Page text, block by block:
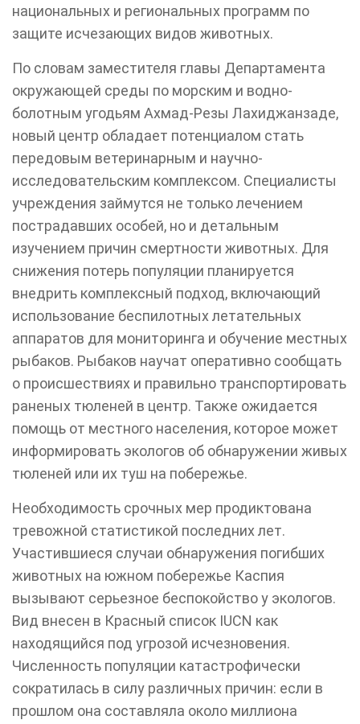
национальных и региональных программ по
защите исчезающих видов животных.
По словам заместителя главы Департамента
окружающей среды по морским и водно-
болотным угодьям Ахмад-Резы Лахиджанзаде,
новый центр обладает потенциалом стать
передовым ветеринарным и научно-
исследовательским комплексом. Специалисты
учреждения займутся не только лечением
пострадавших особей, но и детальным
изучением причин смертности животных. Для
снижения потерь популяции планируется
внедрить комплексный подход, включающий
использование беспилотных летательных
аппаратов для мониторинга и обучение местных
рыбаков. Рыбаков научат оперативно сообщать
о происшествиях и правильно транспортировать
раненых тюленей в центр. Также ожидается
помощь от местного населения, которое может
информировать экологов об обнаружении живых
тюленей или их туш на побережье.
Необходимость срочных мер продиктована
тревожной статистикой последних лет.
Участившиеся случаи обнаружения погибших
животных на южном побережье Каспия
вызывают серьезное беспокойство у экологов.
Вид внесен в Красный список IUCN как
находящийся под угрозой исчезновения.
Численность популяции катастрофически
сократилась в силу различных причин: если в
прошлом она составляла около миллиона